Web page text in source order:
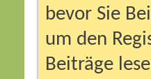
bevor Sie
um den
Beiträge